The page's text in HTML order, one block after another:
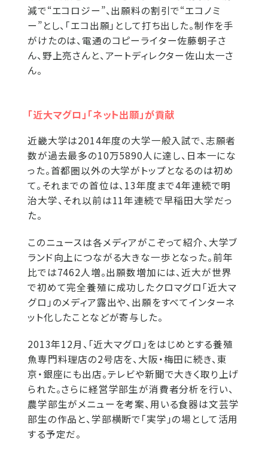
減で“エコロジー”、出願料の割引で“エコノミ
ー”とし、「エコ出願」として打ち出した。制作を手
がけたのは、電通のコピーライター佐藤朝子さ
ん、野上亮さんと、アートディレクター佐山太一さ
ん。
「近大マグロ」「ネット出願」が貢献
近畿大学は2014年度の大学一般入試で、志願者
数が過去最多の10万5890人に達し、日本一にな
った。首都圏以外の大学がトップとなるのは初め
て。それまでの首位は、13年度まで4年連続で明
治大学、それ以前は11年連続で早稲田大学だっ
た。
このニュースは各メディアがこぞって紹介、大学ブ
ランド向上につながる大きな一歩となった。前年
比では7462人増。出願数増加には、近大が世界
で初めて完全養殖に成功したクロマグロ「近大マ
グロ」のメディア露出や、出願をすべてインターネ
ット化したことなどが寄与した。
2013年12月、「近大マグロ」をはじめとする養殖
魚専門料理店の2号店を、大阪・梅田に続き、東
京・銀座にも出店。テレビや新聞で大きく取り上げ
られた。さらに経営学部生が消費者分析を行い、
農学部生がメニューを考案、用いる食器は文芸学
部生の作品と、学部横断で「実学」の場として活用
する予定だ。